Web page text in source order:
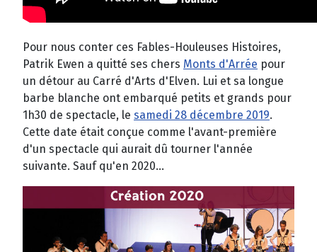
Pour nous conter ces Fables-Houleuses Histoires,
Patrik Ewen a quitté ses chers Monts d'Arrée pour
un détour au Carré d'Arts d'Elven. Lui et sa longue
barbe blanche ont embarqué petits et grands pour
1h30 de spectacle, le samedi 28 décembre 2019.
Cette date était conçue comme l'avant-première
d'un spectacle qui aurait dû tourner l'année
suivante. Sauf qu'en 2020...